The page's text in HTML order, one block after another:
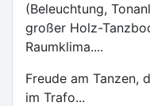
(Beleuchtung,
großer Holz-
Raumklima....
Freude am Tanzen,
im Trafo...